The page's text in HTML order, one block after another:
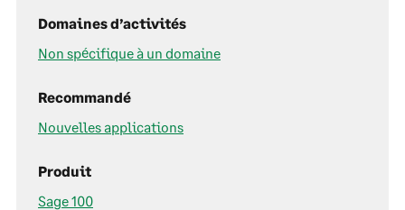
Domaines d’activités
Non spécifique à un domaine
Recommandé
Nouvelles applications
Produit
Sage 100